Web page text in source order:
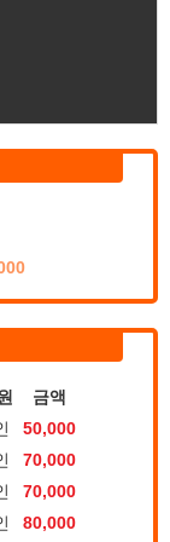
금액
50,000
70,000
70,000
80,000